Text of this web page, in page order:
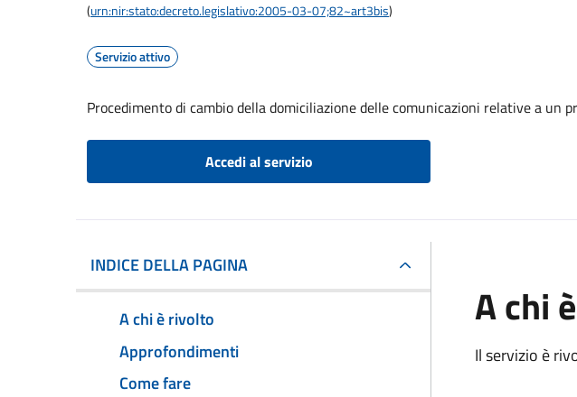
(urn:nir:stato:decreto.legislativo:2005-03-07;82~art3bis)
Servizio attivo
Procedimento di cambio della domiciliazione delle comunicazioni relative a un
Accedi al servizio
INDICE DELLA PAGINA
A chi è rivolto
Approfondimenti
Come fare
A chi
Il servizio è